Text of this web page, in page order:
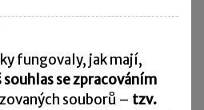
2026
fungovaly, jak mají,
se zpracováním
souborů – tzv.